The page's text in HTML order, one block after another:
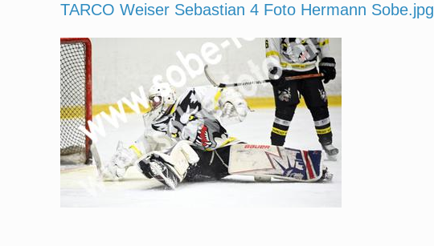
TARCO Weiser Sebastian 4 Foto Hermann Sobe.jpg